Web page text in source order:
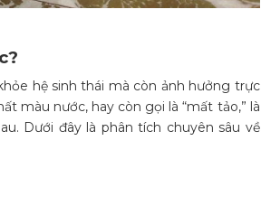
hệ sinh thái mà còn ảnh hưởng trực
màu nước, hay còn gọi là “mất tảo,” là
Dưới đây là phân tích chuyên sâu về